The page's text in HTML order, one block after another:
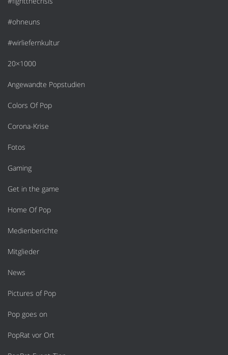
#ohneuns
#wirliefernkultur
20×1000
Angewandte Popstudien
Colors Of Pop
Corona-Krise
Fotos
Gaming
Get in the game
Home Of Pop
Medienberichte
Mitglieder
News
Pictures of Pop
Pop goes on
PopRat vor Ort